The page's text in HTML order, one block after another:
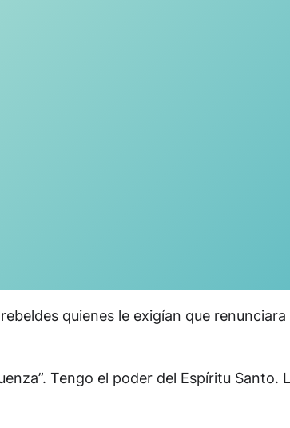
quienes le exigían que
Tengo el poder del Espíritu